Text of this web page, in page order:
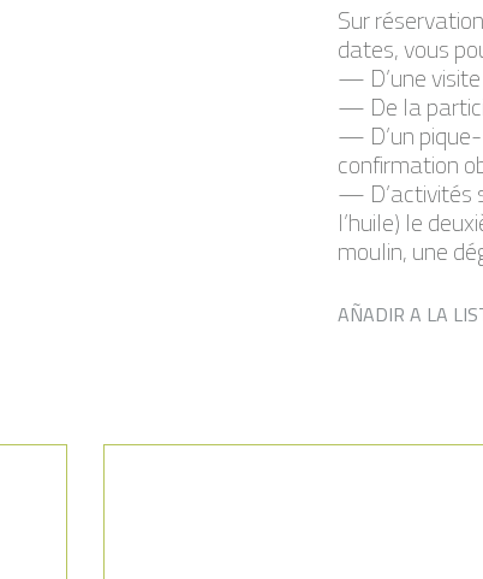
Sur
dates, vous
— D’une
— De la
— D’un
confirmation
— D’activités
l’huile) le
moulin, une
AÑADIR A LA